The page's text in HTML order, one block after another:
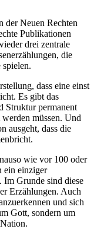
der Neuen Rechten
Publikationen
drei zentrale
die
dass eine einst
Es gibt das
Struktur permanent
müssen. Und
ausgeht, dass die
wie vor 100 oder
ein einziger
Im Grunde sind diese
Erzählungen. Auch
und sich
Gott, sondern um